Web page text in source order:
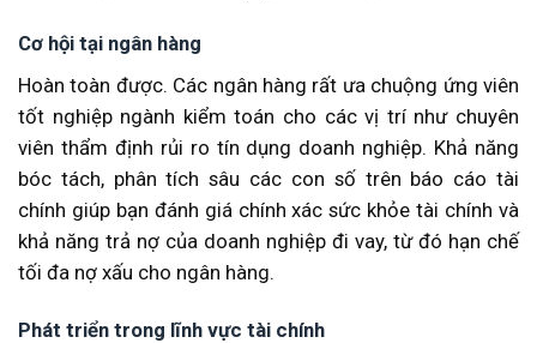
Cơ hội tại ngân hàng
Hoàn toàn được. Các ngân hàng rất ưa chuộng ứng viên
tốt nghiệp ngành kiểm toán cho các vị trí như chuyên
viên thẩm định rủi ro tín dụng doanh nghiệp. Khả năng
bóc tách, phân tích sâu các con số trên báo cáo tài
chính giúp bạn đánh giá chính xác sức khỏe tài chính và
khả năng trả nợ của doanh nghiệp đi vay, từ đó hạn chế
tối đa nợ xấu cho ngân hàng.
Phát triển trong lĩnh vực tài chính